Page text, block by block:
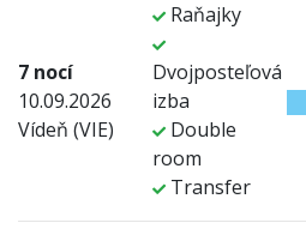
7 nocí
10.09.2026
Vídeň (VIE)
Raňajky
Dvojposteľová
izba
Double
room
Transfer